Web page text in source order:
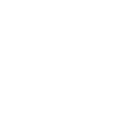
Большая
вход 10, 3